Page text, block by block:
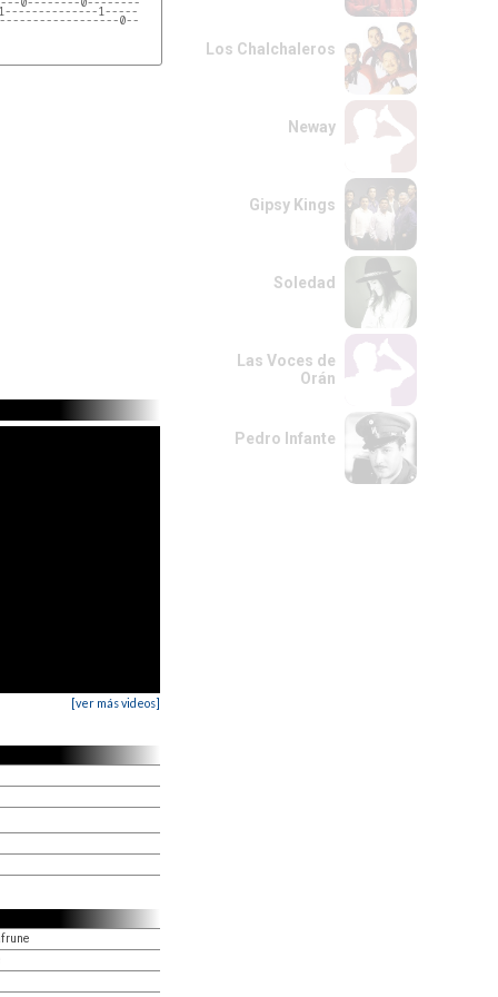
1-----
0--
[ver más videos]
Los Chalchaleros
Neway
Gipsy Kings
Soledad
Las Voces de
Orán
Pedro Infante